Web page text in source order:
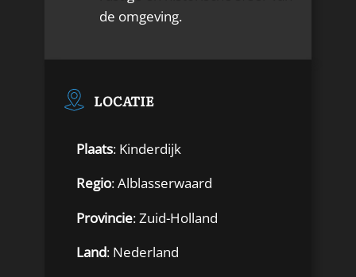
de omgeving.
LOCATIE
Plaats: Kinderdijk
Regio: Alblasserwaard
Provincie: Zuid-Holland
Land: Nederland